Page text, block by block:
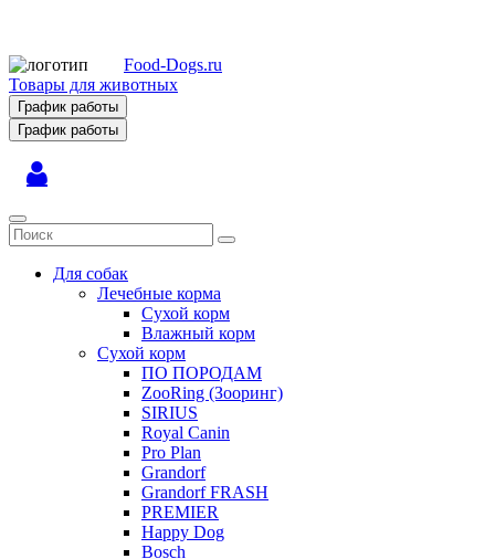
Food-Dogs.ru
Товары для животных
График работы
График работы
Для собак
Лечебные корма
Сухой корм
Влажный корм
Сухой корм
ПО ПОРОДАМ
ZooRing (Зооринг)
SIRIUS
Royal Canin
Pro Plan
Grandorf
Grandorf FRASH
PREMIER
Happy Dog
Bosch